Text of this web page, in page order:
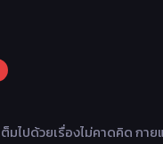
มไปด้วยเรื่องไม่คาดคิด กา